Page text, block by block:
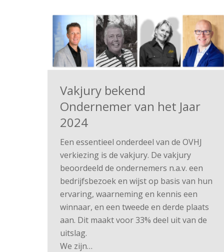
Vakjury bekend
Ondernemer van het Jaar
2024
Een essentieel onderdeel van de OVHJ
verkiezing is de vakjury. De vakjury
beoordeeld de ondernemers n.a.v. een
bedrijfsbezoek en wijst op basis van hun
ervaring, waarneming en kennis een
winnaar, en een tweede en derde plaats
aan. Dit maakt voor 33% deel uit van de
uitslag.
We zijn…